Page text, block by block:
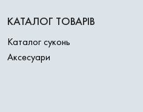
КАТАЛОГ ТОВАРІВ
Каталог суконь
Аксесуари